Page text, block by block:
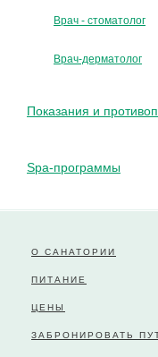
Врач - стоматолог
Врач-дерматолог
Показания и
Spa-программы
О САНАТОРИИ
ПИТАНИЕ
ЦЕНЫ
ЗАБРОНИРОВАТЬ